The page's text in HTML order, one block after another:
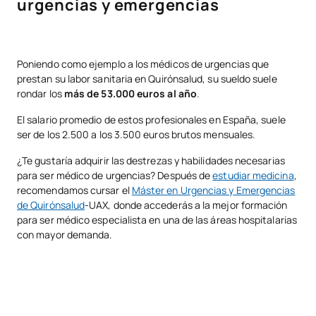
urgencias y emergencias
Poniendo como ejemplo a los médicos de urgencias que
prestan su labor sanitaria en Quirónsalud, su sueldo suele
rondar los más de 53.000 euros al año.
El salario promedio de estos profesionales en España, suele
ser de los 2.500 a los 3.500 euros brutos mensuales.
¿Te gustaría adquirir las destrezas y habilidades necesarias
para ser médico de urgencias? Después deestudiar medicina,
recomendamos cursar el Máster en Urgencias y Emergencias
de Quirónsalud-UAX, donde accederás a la mejor formación
para ser médico especialista en una de las áreas hospitalarias
con mayor demanda.